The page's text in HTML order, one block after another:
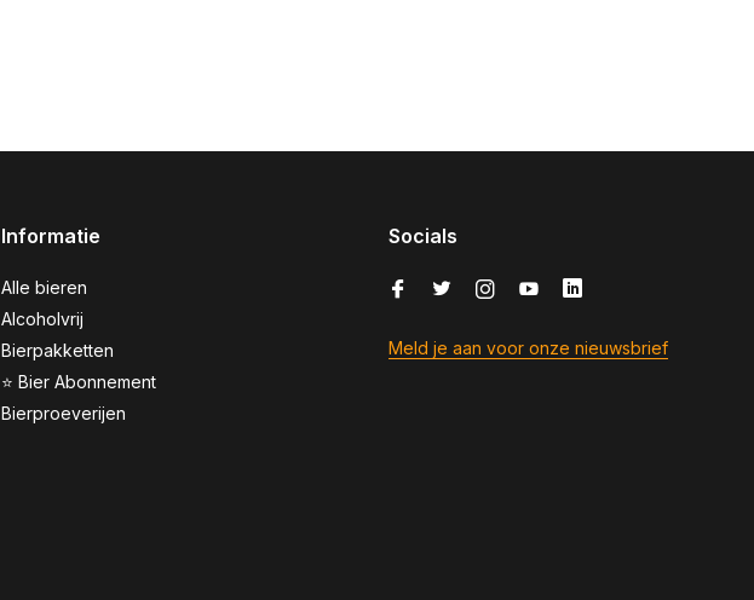
Informatie
Alle bieren
Alcoholvrij
Bierpakketten
⭐ Bier Abonnement
Bierproeverijen
Socials
Meld je aan voor onze nieuwsbrief